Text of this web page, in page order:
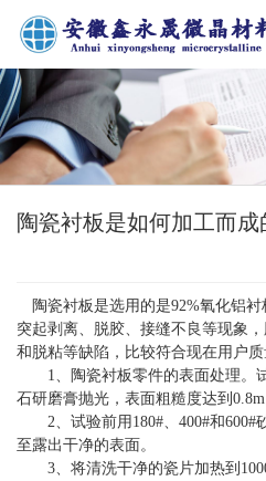
陶瓷衬板是如何加工而成
陶瓷衬板是选用的是92%氧化铝衬
突起剥离、脱胶、接缝不良等现象
和脱粘等缺陷，比较符合现在用户质
1、陶瓷衬板零件的表面处理。试
石研磨膏抛光，表面粗糙度达到0.8m
2、试验前用180#、400#和600#
至露出干净的表面。
3、将清洗干净的瓷片加热到1000